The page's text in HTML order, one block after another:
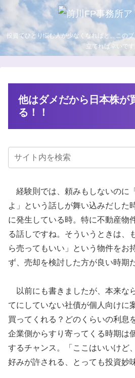
投資でひとり悩む人が少なくなればと、この
立てれば幸いです
他はダメだから日本株が
る！！
経験則では、頼みもしないのに
よ」という話しが舞い込みだした
に発生している時。特に不動産物
る話しですね。そういうときは、
ら売ってもいい」という物件をお
ず、売却を検討した方が良い時期
以前にも書きましたが、本来な
てにしていない社債が個人向けに
買ってくれる？どのくらいの利息
企業側からすり寄ってくる時期は
するチャンス。「ここはいいけど
好みが許される、とっても投資妙